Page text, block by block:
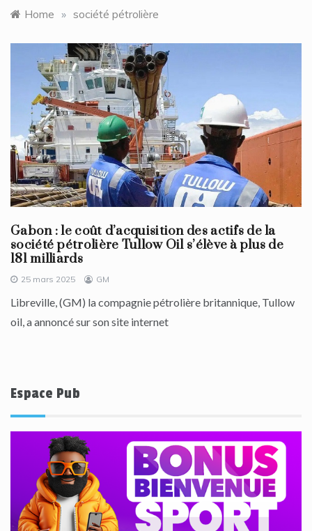
Home » société pétrolière
Gabon : le coût d’acquisition des actifs de la
société pétrolière Tullow Oil s’élève à plus de
181 milliards
25 mars 2025 GM
Libreville, (GM) la compagnie pétrolière britannique, Tullow
oil, a annoncé sur son site internet
Espace Pub